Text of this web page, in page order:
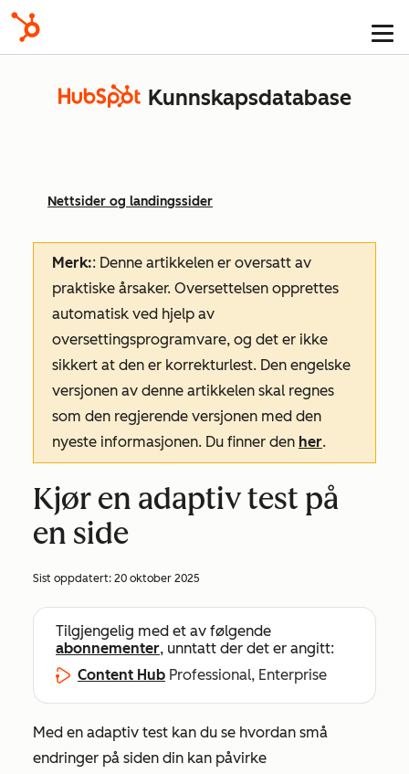
Kunnskapsdatabase
Nettsider og landingssider
Merk:: Denne artikkelen er oversatt av
praktiske årsaker. Oversettelsen opprettes
automatisk ved hjelp av
oversettingsprogramvare, og det er ikke
sikkert at den er korrekturlest. Den engelske
versjonen av denne artikkelen skal regnes
som den regjerende versjonen med den
nyeste informasjonen. Du finner den her.
Kjør en adaptiv test på
en side
Sist oppdatert: 20 oktober 2025
Tilgjengelig med et av følgende
abonnementer, unntatt der det er angitt:
Content Hub Professional, Enterprise
Med en adaptiv test kan du se hvordan små
endringer på siden din kan påvirke